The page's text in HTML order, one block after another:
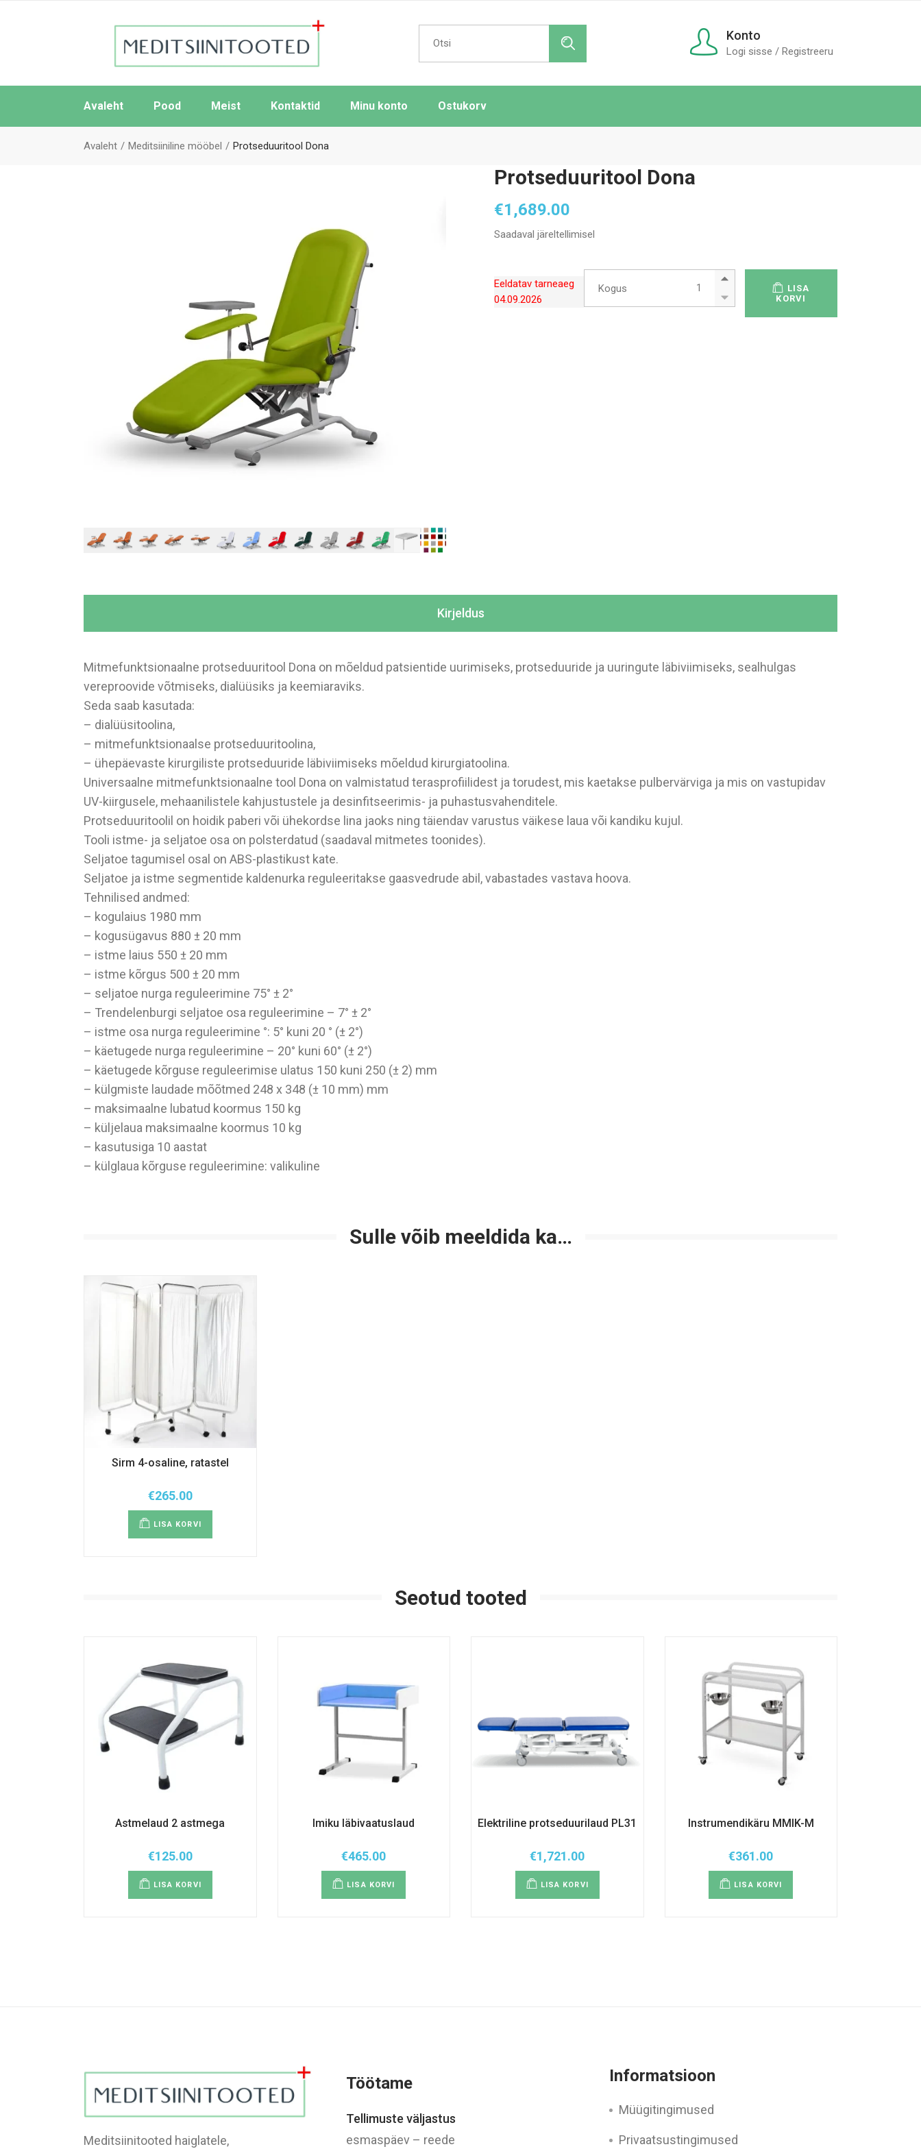
Search
for:
Konto
Logi sisse / Registreeru
Avaleht Pood Meist Kontaktid Minu konto Ostukorv
Avaleht Meditsiiniline mööbel Protseduuritool Dona
Protseduuritool Dona
€1,689.00
Saadaval järeltellimisel
Eeldatav tarneaeg
04.09.2026
Kogus
Protseduuritool Dona quantity
LISA
KORVI
Kirjeldus
Mitmefunktsionaalne protseduuritool Dona on mõeldud patsientide uurimiseks, protseduuride ja uuringute läbiviimiseks, sealhulgas
vereproovide võtmiseks, dialüüsiks ja keemiaraviks.
Seda saab kasutada:
– dialüüsitoolina,
– mitmefunktsionaalse protseduuritoolina,
– ühepäevaste kirurgiliste protseduuride läbiviimiseks mõeldud kirurgiatoolina.
Universaalne mitmefunktsionaalne tool Dona on valmistatud terasprofiilidest ja torudest, mis kaetakse pulbervärviga ja mis on vastupidav
UV-kiirgusele, mehaanilistele kahjustustele ja desinfitseerimis- ja puhastusvahenditele.
Protseduuritoolil on hoidik paberi või ühekordse lina jaoks ning täiendav varustus väikese laua või kandiku kujul.
Tooli istme- ja seljatoe osa on polsterdatud (saadaval mitmetes toonides).
Seljatoe tagumisel osal on ABS-plastikust kate.
Seljatoe ja istme segmentide kaldenurka reguleeritakse gaasvedrude abil, vabastades vastava hoova.
Tehnilised andmed:
– kogulaius 1980 mm
– kogusügavus 880 ± 20 mm
– istme laius 550 ± 20 mm
– istme kõrgus 500 ± 20 mm
– seljatoe nurga reguleerimine 75° ± 2°
– Trendelenburgi seljatoe osa reguleerimine – 7° ± 2°
– istme osa nurga reguleerimine °: 5° kuni 20 ° (± 2°)
– käetugede nurga reguleerimine – 20° kuni 60° (± 2°)
– käetugede kõrguse reguleerimise ulatus 150 kuni 250 (± 2) mm
– külgmiste laudade mõõtmed 248 x 348 (± 10 mm) mm
– maksimaalne lubatud koormus 150 kg
– küljelaua maksimaalne koormus 10 kg
– kasutusiga 10 aastat
– külglaua kõrguse reguleerimine: valikuline
Sulle võib meeldida ka…
Sirm 4-osaline, ratastel
€265.00
LISA KORVI
Seotud tooted
Astmelaud 2 astmega
€125.00
LISA KORVI
Imiku läbivaatuslaud
€465.00
LISA KORVI
Elektriline protseduurilaud PL31
€1,721.00
LISA KORVI
Instrumendikäru MMIK-M
€361.00
LISA KORVI
Meditsiinitooted haiglatele,
Töötame
Tellimuste väljastus
esmaspäev – reede
Informatsioon
Müügitingimused
Privaatsustingimused